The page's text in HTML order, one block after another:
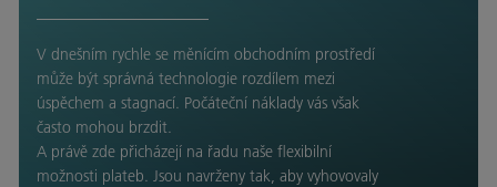
V dnešním rychle se měnícím obchodním prostředí
může být správná technologie rozdílem mezi
úspěchem a stagnací. Počáteční náklady vás však
často mohou brzdit.
A právě zde přicházejí na řadu naše flexibilní
možnosti plateb. Jsou navrženy tak, aby vyhovovaly